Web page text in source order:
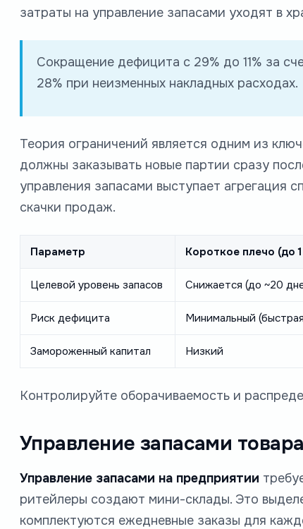
затраты на управление запасами уходят в
Сокращение дефицита с 29% до 11% за
28% при неизменных накладных расходах.
Теория ограничений является одним из
должны заказывать новые партии сразу
управления запасами выступает агрегация
скачки продаж.
Параметр Короткое плечо (до
Целевой уровень запасов Снижается (до ~20
Риск дефицита Минимальный
Замороженный капитал Низкий
Контролируйте оборачиваемость и
Управление запасами
Управление запасами на предприятии
ритейлеры создают мини-склады. Это
комплектуются ежедневные заказы для